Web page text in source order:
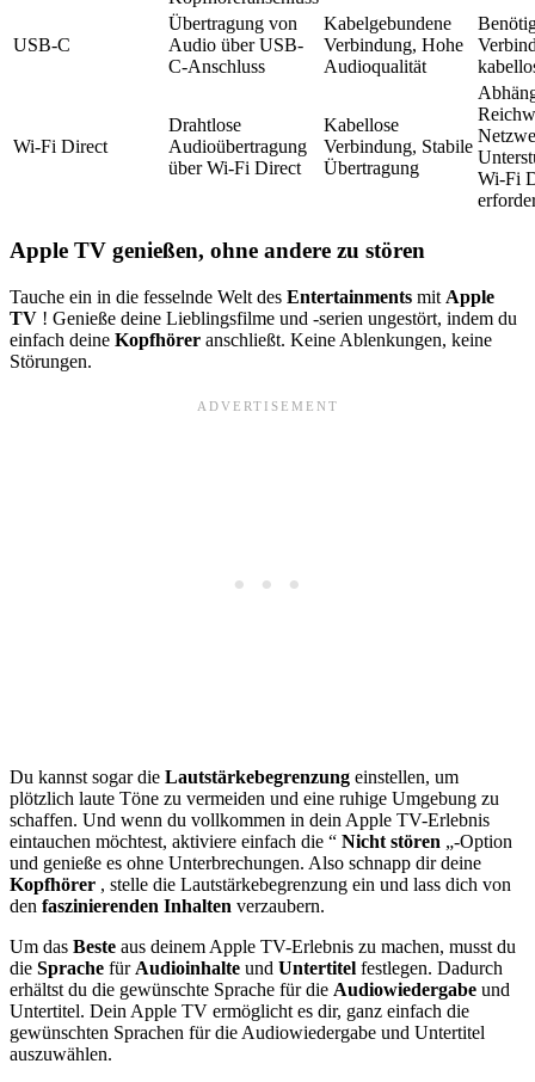
USB-C
Übertragung von
Audio über USB-
C-Anschluss
Kabelgebundene
Verbindung, Hohe
Audioqualität
Wi-Fi Direct
Drahtlose
Audioübertragung
über Wi-Fi Direct
Kabellose
Verbindung, Stabile
Übertragung
Wi-Fi
Apple TV genießen, ohne andere zu stören
Tauche ein in die fesselnde Welt des Entertainments mit Apple
TV ! Genieße deine Lieblingsfilme und -serien ungestört, indem du
einfach deine Kopfhörer anschließt. Keine Ablenkungen, keine
Störungen.
Du kannst sogar die Lautstärkebegrenzung einstellen, um
plötzlich laute Töne zu vermeiden und eine ruhige Umgebung zu
schaffen. Und wenn du vollkommen in dein Apple TV-Erlebnis
eintauchen möchtest, aktiviere einfach die “ Nicht stören „-Option
und genieße es ohne Unterbrechungen. Also schnapp dir deine
Kopfhörer , stelle die Lautstärkebegrenzung ein und lass dich von
den faszinierenden Inhalten verzaubern.
Um das Beste aus deinem Apple TV-Erlebnis zu machen, musst du
die Sprache für Audioinhalte und Untertitel festlegen. Dadurch
erhältst du die gewünschte Sprache für die Audiowiedergabe und
Untertitel. Dein Apple TV ermöglicht es dir, ganz einfach die
gewünschten Sprachen für die Audiowiedergabe und Untertitel
auszuwählen.